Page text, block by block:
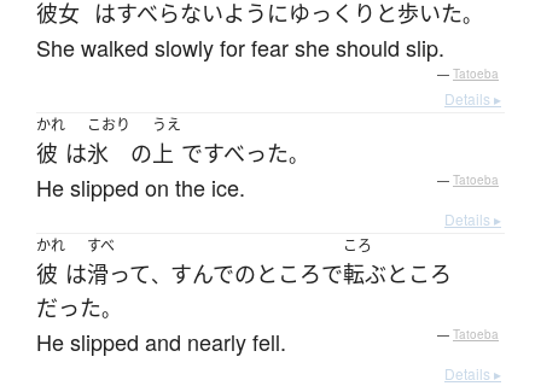
彼女 はすべらないようにゆっくりと歩いた。
She walked slowly for fear she should slip.
— Tatoeba
Details ▸
かれ
彼 は
こおり
氷 の
うえ
上 ですべった。
He slipped on the ice. — Tatoeba
Details ▸
かれ
彼 は
すべ
滑って、 すんでのところで
ころ
転ぶところ
だった。
He slipped and nearly fell. — Tatoeba
Details ▸